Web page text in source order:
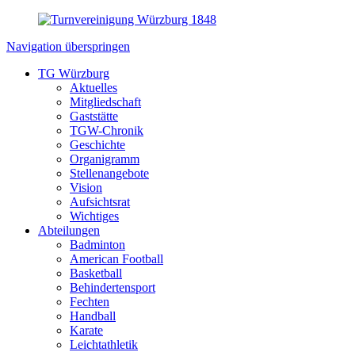
Navigation überspringen
TG Würzburg
Aktuelles
Mitgliedschaft
Gaststätte
TGW-Chronik
Geschichte
Organigramm
Stellenangebote
Vision
Aufsichtsrat
Wichtiges
Abteilungen
Badminton
American Football
Basketball
Behindertensport
Fechten
Handball
Karate
Leichtathletik